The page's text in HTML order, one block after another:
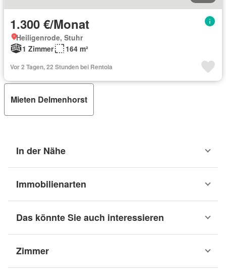
1.300 €/Monat
Heiligenrode, Stuhr
1 Zimmer
164 m²
Vor 2 Tagen, 22 Stunden bei Rentola
Mieten Delmenhorst
In der Nähe
Immobilienarten
Das könnte Sie auch interessieren
Zimmer